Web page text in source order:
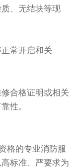
、无结块等现
常开启和关
合格证明或相关
性。
格的专业消防服
标准、严要求为